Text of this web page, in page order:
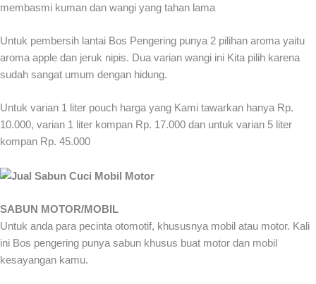
membasmi kuman dan wangi yang tahan lama
Untuk pembersih lantai Bos Pengering punya 2 pilihan aroma yaitu
aroma apple dan jeruk nipis. Dua varian wangi ini Kita pilih karena
sudah sangat umum dengan hidung.
Untuk varian 1 liter pouch harga yang Kami tawarkan hanya Rp.
10.000, varian 1 liter kompan Rp. 17.000 dan untuk varian 5 liter
kompan Rp. 45.000
SABUN MOTOR/MOBIL
Untuk anda para pecinta otomotif, khususnya mobil atau motor. Kali
ini Bos pengering punya sabun khusus buat motor dan mobil
kesayangan kamu.